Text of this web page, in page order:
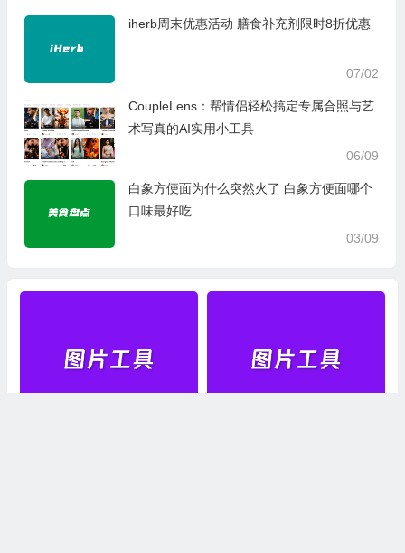
iherb周末优惠活动 膳食补充剂限时8折优惠
07/02
CoupleLens：帮情侣轻松搞定专属合照与艺
术写真的AI实用小工具
06/09
白象方便面为什么突然火了 白象方便面哪个
口味最好吃
03/09